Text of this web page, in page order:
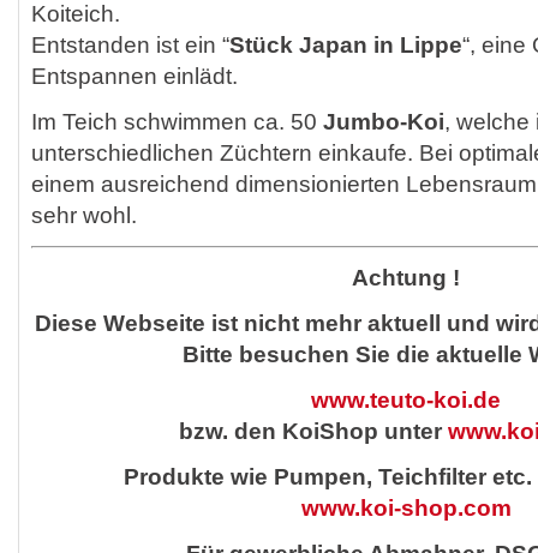
Koiteich.
Entstanden ist ein “Stück Japan in Lippe“, eine
Entspannen einlädt.
Im Teich schwimmen ca. 50 Jumbo-Koi,
unterschiedlichen Züchtern einkaufe. Bei
einem ausreichend dimensionierten
sehr wohl.
Achtung !
Diese Webseite ist nicht mehr aktuell und
Bitte besuchen Sie die aktuelle
www.teuto-koi.de
bzw. den KoiShop unter
Produkte wie Pumpen, Teichfilter
www.koi-shop.com